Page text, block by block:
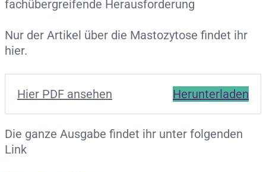
fachübergreifende Herausforderung
Nur der Artikel über die Mastozytose findet ihr
hier.
Hier PDF ansehen Herunterladen
Die ganze Ausgabe findet ihr unter folgenden
Link